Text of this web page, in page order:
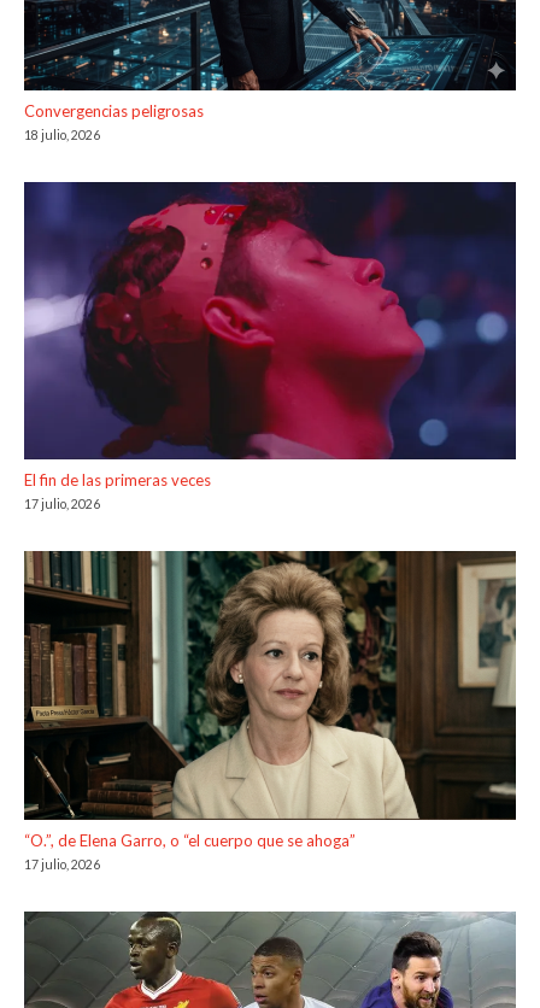
Convergencias peligrosas
18 julio, 2026
El fin de las primeras veces
17 julio, 2026
“O.”, de Elena Garro, o “el cuerpo que se ahoga”
17 julio, 2026